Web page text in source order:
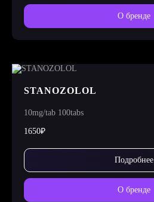
О бренде
STANOZOLOL
10mg/tab 100tabs
1650₽
Подробнее
О бренде